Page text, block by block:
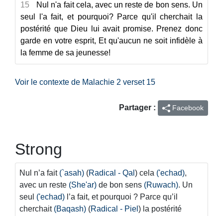
15
Nul n'a fait cela, avec un reste de bon sens. Un
seul l'a fait, et pourquoi? Parce qu'il cherchait la
postérité que Dieu lui avait promise. Prenez donc
garde en votre esprit, Et qu'aucun ne soit infidèle à
la femme de sa jeunesse!
Voir le contexte de Malachie 2 verset 15
Partager : Facebook
Strong
Nul n’a fait (`asah) (Radical - Qal ) cela ('echad),
avec un reste (She'ar) de bon sens (Ruwach). Un
seul ('echad) l’a fait, et pourquoi ? Parce qu’il
cherchait (Baqash) (Radical - Piel ) la postérité